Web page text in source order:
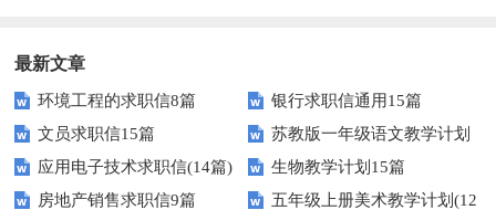
最新文章
环境工程的求职信8篇
银行求职信通用15篇
文员求职信15篇
苏教版一年级语文教学计划
应用电子技术求职信(14篇)
生物教学计划15篇
房地产销售求职信9篇
五年级上册美术教学计划(12